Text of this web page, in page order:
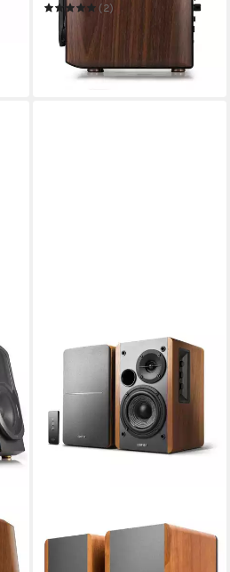
(2)
399,00 €
19,82 €
-30%
in 2-3 Werktagen bei dir